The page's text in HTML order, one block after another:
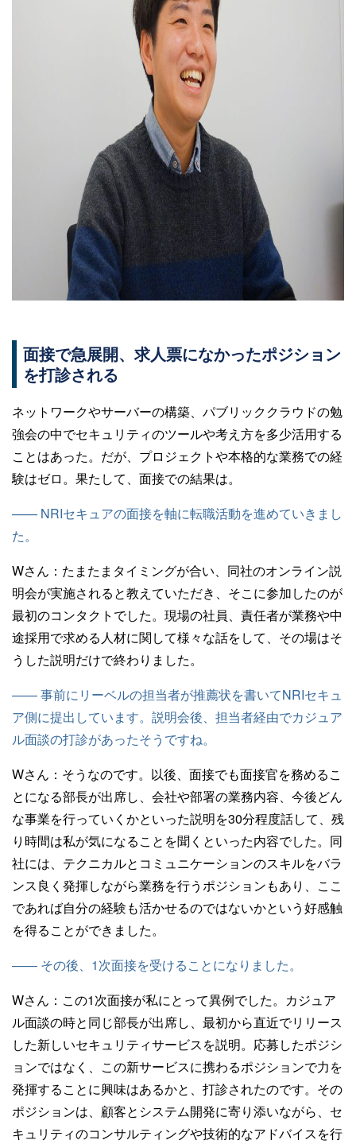
面接で急展開、求人票になかったポジション
を打診される
ネットワークやサーバーの構築、パブリッククラウドの勉
強会の中でセキュリティのツールや考え方を多少活用する
ことはあった。だが、プロジェクトや本格的な業務での経
験はゼロ。果たして、面接での結果は。
—— NRIセキュアの面接を軸に転職活動を進めていきまし
た。
Wさん： たまたまタイミングが合い、同社のオンライン説
明会が実施されると教えていただき、そこに参加したのが
最初のコンタクトでした。現場の社員、責任者が業務や中
途採用で求める人材に関して様々な話をして、その場はそ
うした説明だけで終わりました。
—— 事前にリーベルの担当者が推薦状を書いてNRIセキュ
ア側に提出しています。説明会後、担当者経由でカジュア
ル面談の打診があったそうですね。
Wさん： そうなのです。以後、面接でも面接官を務めるこ
とになる部長が出席し、会社や部署の業務内容、今後どん
な事業を行っていくかといった説明を30分程度話して、残
り時間は私が気になることを聞くといった内容でした。同
社には、テクニカルとコミュニケーションのスキルをバラ
ンス良く発揮しながら業務を行うポジションもあり、ここ
であれば自分の経験も活かせるのではないかという好感触
を得ることができました。
—— その後、1次面接を受けることになりました。
Wさん： この1次面接が私にとって異例でした。カジュア
ル面談の時と同じ部長が出席し、最初から直近でリリース
した新しいセキュリティサービスを説明。応募したポジシ
ョンではなく、この新サービスに携わるポジションで力を
発揮することに興味はあるかと、打診されたのです。その
ポジションは、顧客とシステム開発に寄り添いながら、セ
キュリティのコンサルティングや技術的なアドバイスを行